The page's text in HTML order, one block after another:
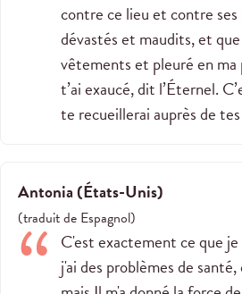
contre ce lieu et contre
dévastés et maudits, et
vêtements et pleuré en ma
t’ai exaucé, dit l’Éternel.
te recueillerai auprès de
Antonia(États-Unis)
(traduit de Espagnol)
C'est exactement ce que
j'ai des problèmes de